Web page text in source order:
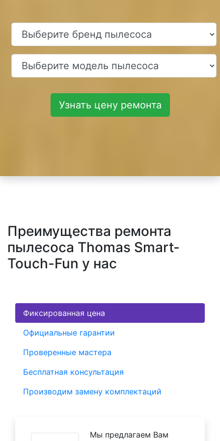
Узнать цену ремонта
Преимущества ремонта
пылесоса Thomas Smart-
Touch-Fun у нас
Фиксированная цена
Официальные гарантии
Проверенные мастера
Бесплатная консультация
Производим замену комплектаций
Мы предлагаем Вам